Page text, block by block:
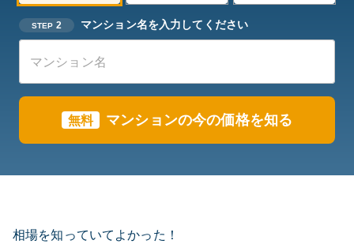
STEP 2 マンション名を入力してください
無料 マンションの今の価格を知る
相場を知っていてよかった！